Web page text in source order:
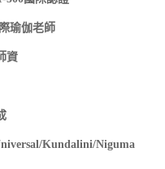
瑜伽老師
資
Kundalini/Niguma